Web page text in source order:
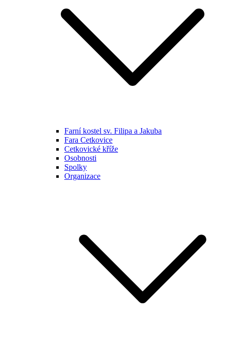
Farní kostel sv. Filipa a Jakuba
Fara Cetkovice
Cetkovické kříže
Osobnosti
Spolky
Organizace